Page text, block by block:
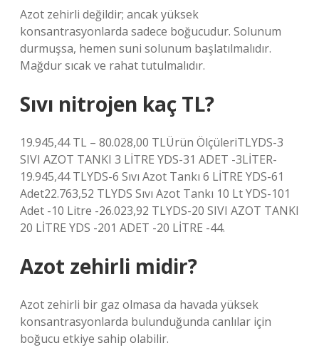
Azot zehirli değildir; ancak yüksek
konsantrasyonlarda sadece boğucudur. Solunum
durmuşsa, hemen suni solunum başlatılmalıdır.
Mağdur sıcak ve rahat tutulmalıdır.
Sıvı nitrojen kaç TL?
19.945,44 TL – 80.028,00 TLÜrün ÖlçüleriTLYDS-3
SIVI AZOT TANKI 3 LİTRE YDS-31 ADET -3LİTER-
19.945,44 TLYDS-6 Sıvı Azot Tankı 6 LİTRE YDS-61
Adet22.763,52 TLYDS Sıvı Azot Tankı 10 Lt YDS-101
Adet -10 Litre -26.023,92 TLYDS-20 SIVI AZOT TANKI
20 LİTRE YDS -201 ADET -20 LİTRE -44.
Azot zehirli midir?
Azot zehirli bir gaz olmasa da havada yüksek
konsantrasyonlarda bulunduğunda canlılar için
boğucu etkiye sahip olabilir.